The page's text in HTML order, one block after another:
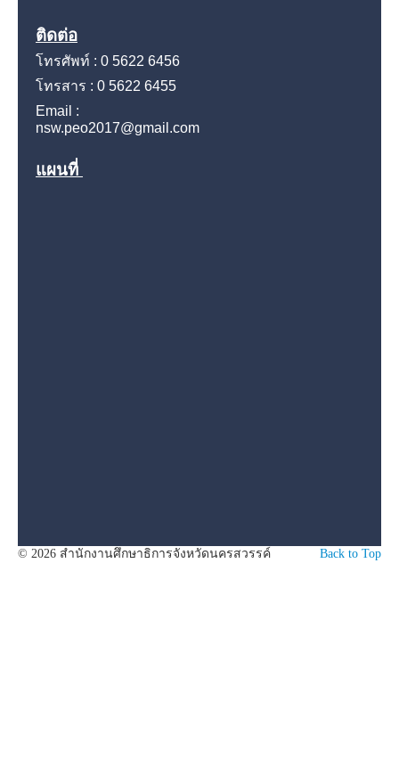
ติดต่อ
โทรศัพท์ : 0 5622 6456
โทรสาร : 0 5622 6455
Email :
nsw.peo2017@gmail.com
แผนที่
Back to Top
© 2026 สำนักงานศึกษาธิการจังหวัดนครสวรรค์